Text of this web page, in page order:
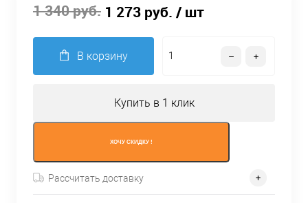
1 340 руб. 1 273 руб. / шт
В корзину
Купить в 1 клик
ХОЧУ СКИДКУ !
Рассчитать доставку